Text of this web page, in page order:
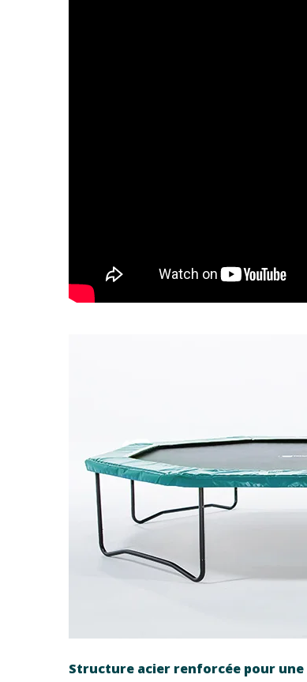
Structure acier renforcée pour